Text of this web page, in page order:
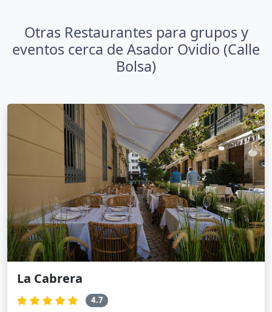
Otras Restaurantes para grupos y
eventos cerca de Asador Ovidio (Calle
Bolsa)
La Cabrera
4.7